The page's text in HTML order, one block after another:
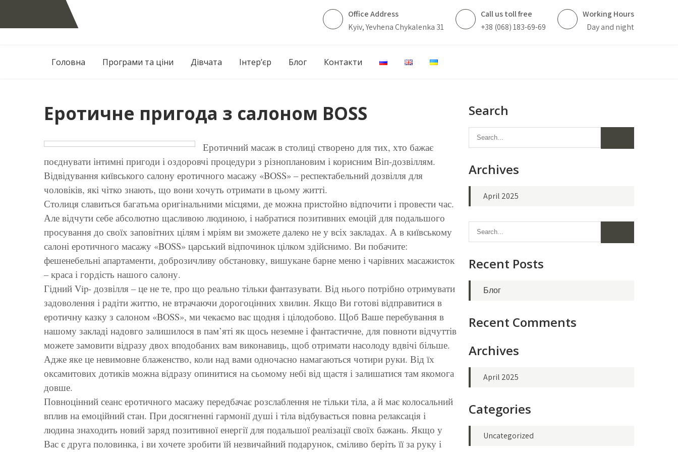
Office Address
Kyiv, Yevhena Chykalenka 31
Call us toll free
+38 (068) 183-69-69
Working Hours
Day and night
Головна Програми та ціни Дівчата Інтер’єр Блог Контакти
Еротичне пригода з салоном BOSS
Еротичний масаж в столиці створено для тих, хто бажає
поєднувати інтимні пригоди і оздоровчі процедури з різноплановим і корисним Віп-дозвіллям.
Відвідування київського салону еротичного масажу «BOSS» – респектабельний дозвілля для
чоловіків, які чітко знають, що вони хочуть отримати в цьому житті.
Столиця славиться багатьма оригінальними місцями, де можна пристойно відпочити і провести час.
Але відчути себе абсолютно щасливою людиною, і набратися позитивних емоцій для подальшого
просування до своїх заповітних цілям і мріям ви зможете далеко не у всіх закладах. А в київському
салоні еротичного масажу «BOSS» царський відпочинок цілком здійснимо. Ви побачите:
фешенебельні апартаменти, доброзичливу обстановку, вишукане барне меню і чарівних масажисток
– краса і гордість нашого салону.
Гідний Vip- дозвілля – це не те, про що реально тільки фантазувати. Від нього потрібно отримувати
задоволення і радіти життю, не втрачаючи дорогоцінних хвилин. Якщо Ви готові відправитися в
еротичну казку з салоном «BOSS», ми чекаємо вас щодня і цілодобово. Щоб Ваше перебування в
нашому закладі надовго залишилося в пам’яті як щось неземне і фантастичне, для повноти відчуттів
можете замовити відразу двох вподобаних вам виконавиць, щоб отримати насолоду вдвічі більше.
Адже яке це невимовне блаженство, коли над вами одночасно намагаються чотири руки. Від їх
оксамитових дотиків можна відразу опинитися на сьомому небі від щастя і залишатися там якомога
довше.
Повноцінний сеанс еротичного масажу передбачає розслаблення не тільки тіла, а й має колосальний
вплив на емоційний стан. При досягненні гармонії душі і тіла відбувається повна релаксація і
людина знаходить новий заряд позитивної енергії для подальшої реалізації своїх бажань. Якщо у
Вас є друга половинка, і ви хочете зробити їй незвичайний подарунок, сміливо беріть її за руку і
Search
Archives
April 2025
Recent Posts
Блог
Recent Comments
Archives
April 2025
Categories
Uncategorized